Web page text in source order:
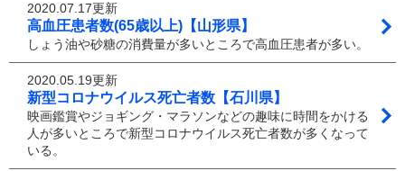
2020.07.17更新
高血圧患者数(65歳以上)【山形県】
しょう油や砂糖の消費量が多いところで高血圧患者が多い。
2020.05.19更新
新型コロナウイルス死亡者数【石川県】
映画鑑賞やジョギング・マラソンなどの趣味に時間をかける
人が多いところで新型コロナウイルス死亡者数が多くなって
いる。